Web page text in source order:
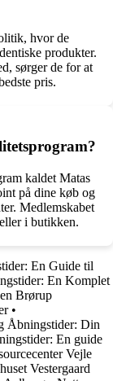
hvor de
produkter.
sørger de for at
pris.
kaldet Matas
på dine køb og
Medlemskabet
i butikken.
En Guide til
En Komplet
Brørup
•
Åbningstider: Din
En guide
Vejle
Vestergaard